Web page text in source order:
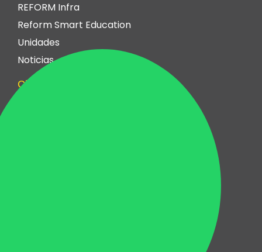
REFORM Infra
Reform Smart Education
Unidades
Noticias
Clientes